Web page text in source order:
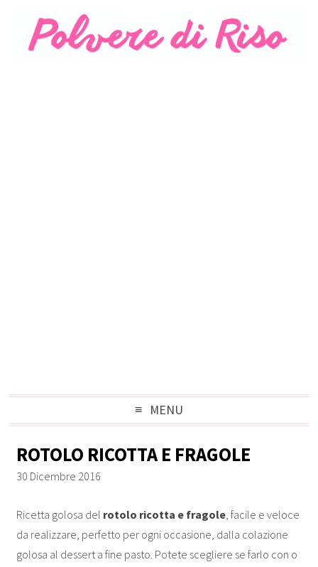
MENU
ROTOLO RICOTTA E FRAGOLE
30 Dicembre 2016
Ricetta golosa del rotolo ricotta e fragole , facile e veloce
da realizzare, perfetto per ogni occasione, dalla colazione
golosa al dessert a fine pasto. Potete scegliere se farlo con o